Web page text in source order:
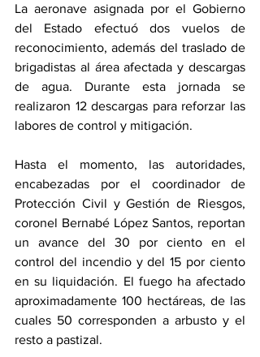
La aeronave asignada por el Gobierno
del Estado efectuó dos vuelos de
reconocimiento, además del traslado de
brigadistas al área afectada y descargas
de agua. Durante esta jornada se
realizaron 12 descargas para reforzar las
labores de control y mitigación.
Hasta el momento, las autoridades,
encabezadas por el coordinador de
Protección Civil y Gestión de Riesgos,
coronel Bernabé López Santos, reportan
un avance del 30 por ciento en el
control del incendio y del 15 por ciento
en su liquidación. El fuego ha afectado
aproximadamente 100 hectáreas, de las
cuales 50 corresponden a arbusto y el
resto a pastizal.